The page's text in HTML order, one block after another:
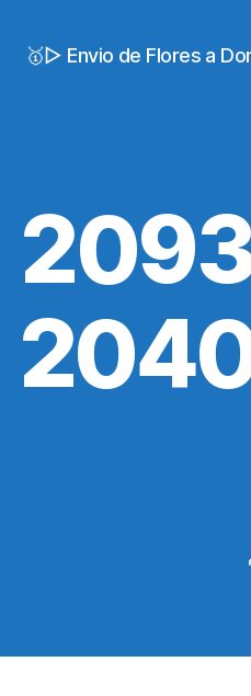
🥇▷ Envio de Flores a